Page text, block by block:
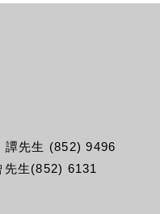
譚先生 (852) 9496
先生(852) 6131